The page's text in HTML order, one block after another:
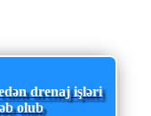
drenaj işləri
olub